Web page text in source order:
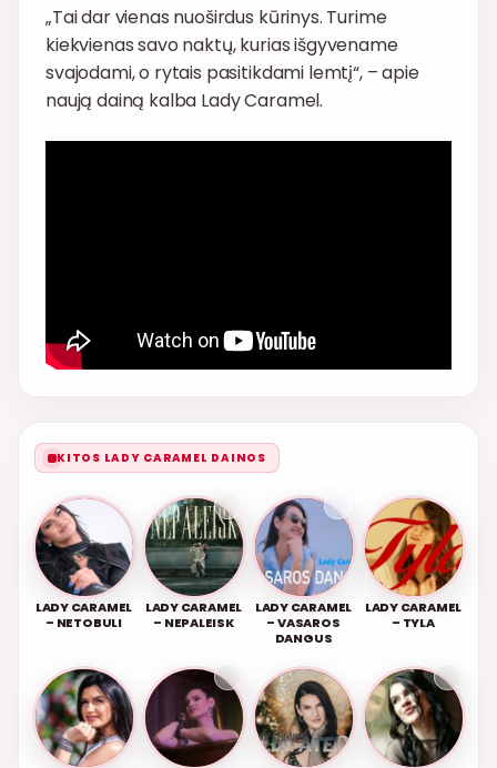
„Tai dar vienas nuoširdus kūrinys. Turime
kiekvienas savo naktų, kurias išgyvename
svajodami, o rytais pasitikdami lemtį“, – apie
naują dainą kalba Lady Caramel.
KITOS LADY CARAMEL DAINOS
LADY CARAMEL
– NETOBULI
LADY CARAMEL
– NEPALEISK
LADY CARAMEL
– VASAROS
DANGUS
LADY CARAMEL
– TYLA